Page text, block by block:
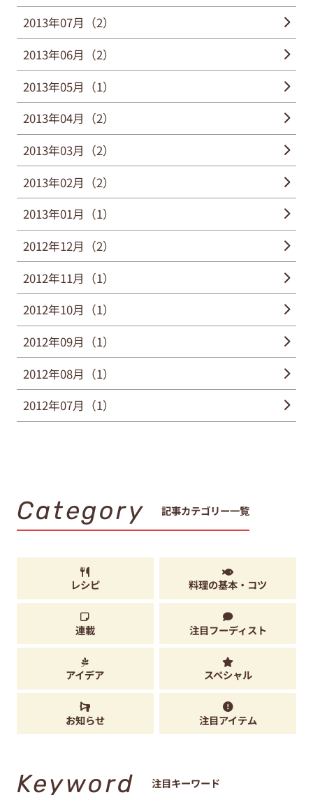
2013年07月（2）
2013年06月（2）
2013年05月（1）
2013年04月（2）
2013年03月（2）
2013年02月（2）
2013年01月（1）
2012年12月（2）
2012年11月（1）
2012年10月（1）
2012年09月（1）
2012年08月（1）
2012年07月（1）
Category 記事カテゴリー一覧
レシピ 料理の基本・コツ
連載 注目フーディスト
アイデア スペシャル
お知らせ 注目アイテム
Keyword 注目キーワード